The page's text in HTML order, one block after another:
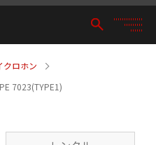
クロホン
7023(TYPE1)